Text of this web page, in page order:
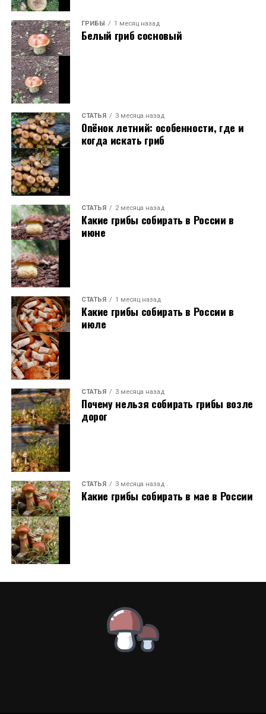
ГРИБЫ 1 месяц назад
Белый гриб сосновый
СТАТЬЯ 3 месяца назад
Опёнок летний: особенности, где и
когда искать гриб
СТАТЬЯ 2 месяца назад
Какие грибы собирать в России в
июне
СТАТЬЯ 1 месяц назад
Какие грибы собирать в России в
июле
СТАТЬЯ 3 месяца назад
Почему нельзя собирать грибы возле
дорог
СТАТЬЯ 3 месяца назад
Какие грибы собирать в мае в России